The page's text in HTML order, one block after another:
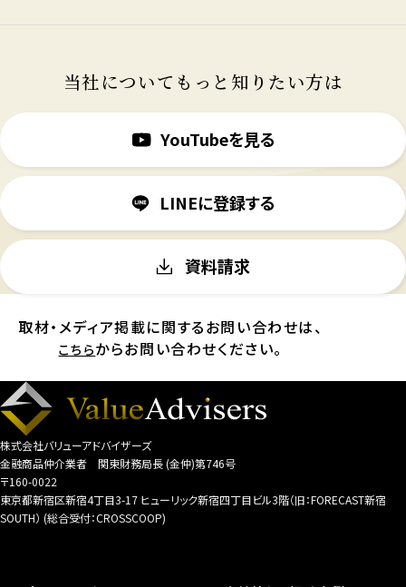
当社についてもっと知りたい方は
YouTubeを見る
LINEに登録する
資料請求
取材・メディア掲載に関するお問い合わせは、
こちらからお問い合わせください。
株式会社バリューアドバイザーズ
金融商品仲介業者 関東財務局長 (金仲)第746号
〒160-0022
東京都新宿区新宿4丁目3-17 ヒューリック新宿四丁目ビル3階（旧：FORECAST新宿
SOUTH） (総合受付：CROSSCOOP)